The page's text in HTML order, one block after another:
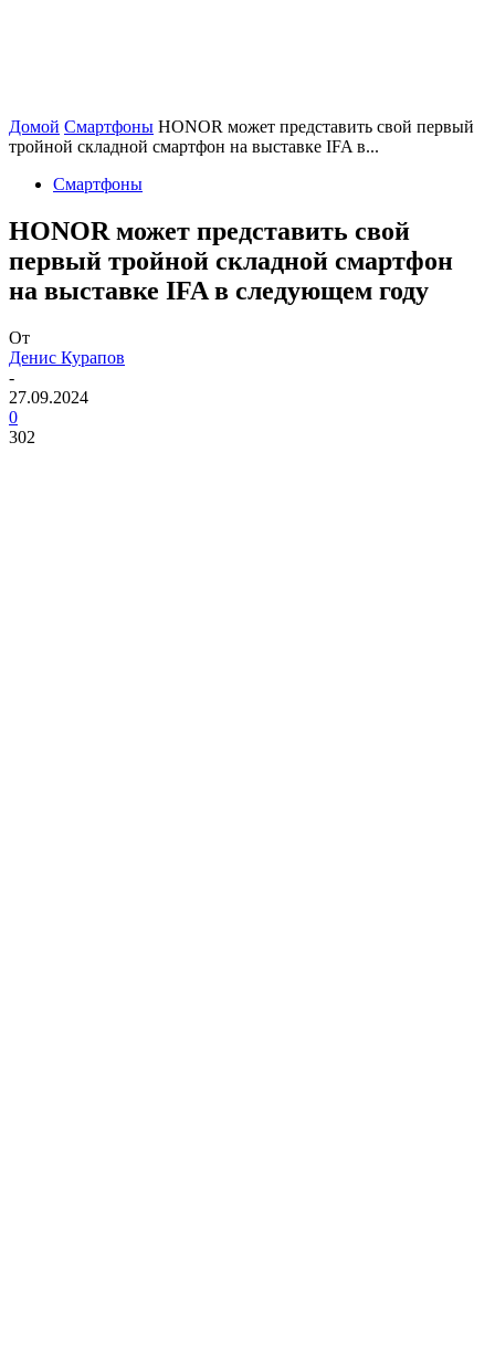
Домой Смартфоны HONOR может представить свой первый
тройной складной смартфон на выставке IFA в...
Смартфоны
HONOR может представить свой
первый тройной складной смартфон
на выставке IFA в следующем году
От
Денис Курапов
-
27.09.2024
0
302